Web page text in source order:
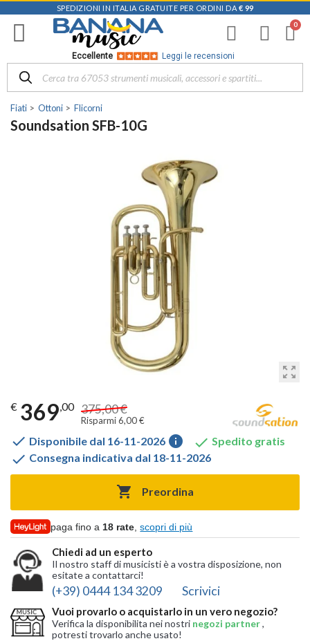
SPEDIZIONI IN ITALIA GRATUITE PER ORDINI DA € 99
Eccellente Leggi le recensioni
Fiati Ottoni Flicorni
Soundsation SFB-10G
zoom_out_map
€ 369,00 375,00 €
Risparmi 6,00 €
 Disponibile dal 16-11-2026 info  Spedito gratis
 Consegna indicativa dal 18-11-2026
 Preordina
paga fino a 18 rate ,scopri di più
Chiedi ad un esperto
Il nostro staff di musicisti è a vostra disposizione, non
esitate a contattarci!
(+39) 0444 134 3209 Scrivici
Vuoi provarlo o acquistarlo in un vero negozio?
Verifica la disponibilita nei nostri negozi partner,
potresti trovarlo anche usato!